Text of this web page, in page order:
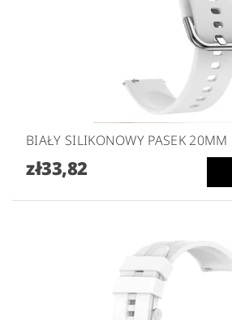
BIAŁY SILIKONOWY PASEK 20MM
zł33,82